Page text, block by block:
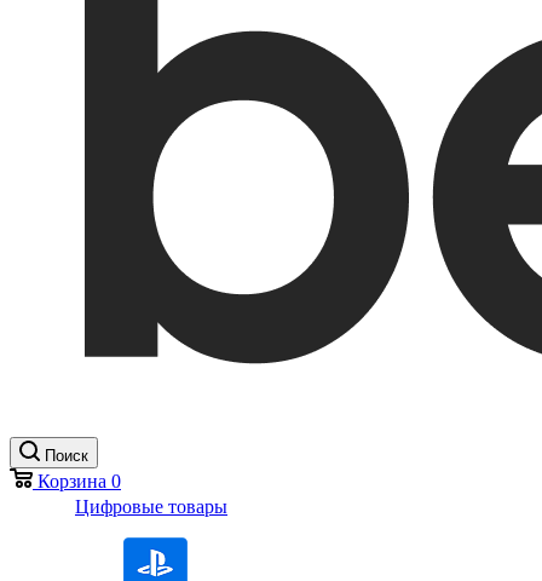
Поиск
Корзина 0
Цифровые товары